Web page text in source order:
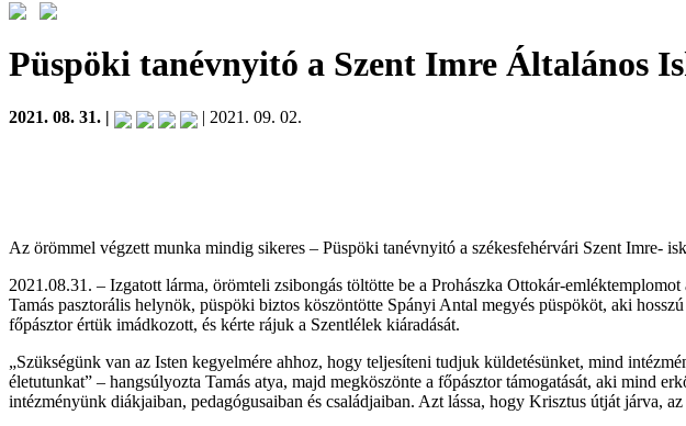
Püspöki tanévnyitó a Szent Imre Általános
2021. 08. 31. | | 2021. 09. 02.
Az örömmel végzett munka mindig sikeres – Püspöki tanévnyitó a székesfehérvári Szent Imre-
2021.08.31. – Izgatott lárma, örömteli zsibongás töltötte be a Prohászka Ottokár-
Tamás pasztorális helynök, püspöki biztos köszöntötte Spányi Antal megyés püspököt, aki
főpásztor értük imádkozott, és kérte rájuk a Szentlélek kiáradását.
„Szükségünk van az Isten kegyelmére ahhoz, hogy teljesíteni tudjuk küldetésünket, mind
életutunkat” – hangsúlyozta Tamás atya, majd megköszönte a főpásztor támogatását, aki mind
intézményünk diákjaiban, pedagógusaiban és családjaiban. Azt lássa, hogy Krisztus útját járva,